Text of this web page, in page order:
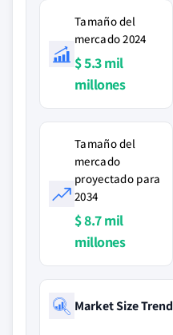
Tamaño del
mercado 2024
$ 5.3 mil
millones
Tamaño del
mercado
proyectado para
2034
$ 8.7 mil
millones
Market Size Trend